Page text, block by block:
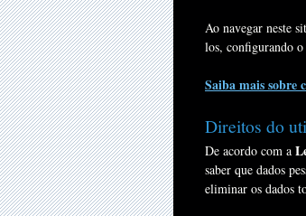
Ao navegar neste
los, configurando
Saiba mais sobre
Direitos do
De acordo com a
saber que dados
eliminar os dados